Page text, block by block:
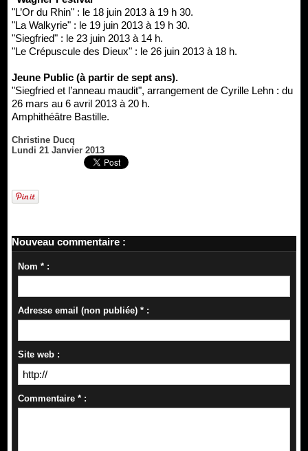
"L’Or du Rhin" : le 18 juin 2013 à 19 h 30.
"La Walkyrie" : le 19 juin 2013 à 19 h 30.
"Siegfried" : le 23 juin 2013 à 14 h.
"Le Crépuscule des Dieux" : le 26 juin 2013 à 18 h.
Jeune Public (à partir de sept ans).
"Siegfried et l’anneau maudit", arrangement de Cyrille Lehn : du
26 mars au 6 avril 2013 à 20 h.
Amphithéâtre Bastille.
Christine Ducq
Lundi 21 Janvier 2013
Nouveau commentaire :
Nom * :
Adresse email (non publiée) * :
Site web :
Commentaire * :